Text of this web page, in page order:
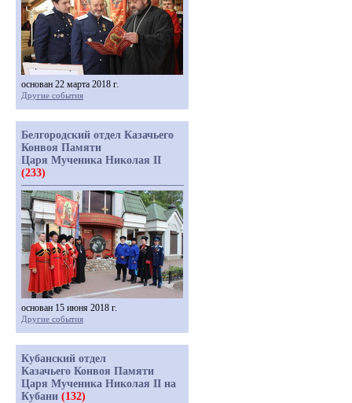
основан 22 марта 2018 г.
Другие события
Белгородский отдел Казачьего
Конвоя Памяти
Царя Мученика Николая II
(233)
основан 15 июня 2018 г.
Другие события
Кубанский отдел
Казачьего Конвоя Памяти
Царя Мученика Николая II на
Кубани (132)